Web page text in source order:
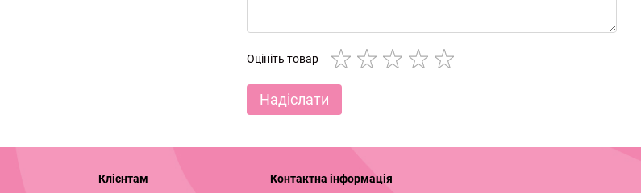
Оцініть товар
Надіслати
Клієнтам Контактна інформація